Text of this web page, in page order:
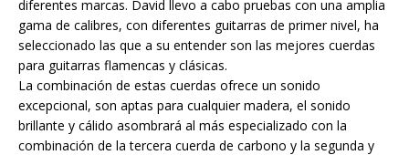
diferentes marcas. David llevo a cabo pruebas con una amplia
gama de calibres, con diferentes guitarras de primer nivel, ha
seleccionado las que a su entender son las mejores cuerdas
para guitarras flamencas y clásicas.
La combinación de estas cuerdas ofrece un sonido
excepcional, son aptas para cualquier madera, el sonido
brillante y cálido asombrará al más especializado con la
combinación de la tercera cuerda de carbono y la segunda y